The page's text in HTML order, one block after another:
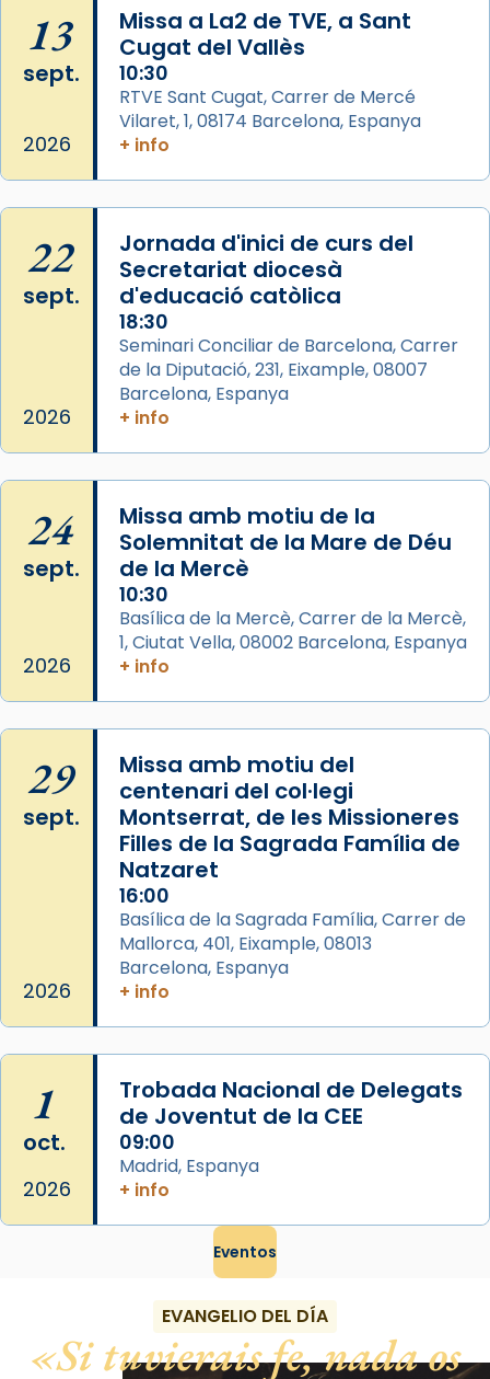
📸 Dr. G. Simón
View on Facebook · Share
Arquebisbat de Barcelona
Memòria de les santes Juliana i
Semproniana, verges i màrtirs.
Acompanyant la història de sant Cugat, a
partir de l’Edat Mitjana sorgeix la tradició
que les santes Juliana (“relatiu a Júlia”) i
Semproniana (“relatiu a Semprònia =
eterna”) són deixebles seves. I l’any 1667, el
frare Joan Gaspar Roig, afirma en una obra
Foto
View on Facebook · Share
13
sept.
2026
Missa a La2 de TVE, a Sant
Cugat del Vallès
10:30
RTVE Sant Cugat, Carrer de Mercé
Vilaret, 1, 08174 Barcelona, Espanya
+ info
22
sept.
2026
Jornada d'inici de curs del
Secretariat diocesà
d'educació catòlica
18:30
Seminari Conciliar de Barcelona, Carrer
de la Diputació, 231, Eixample, 08007
Barcelona, Espanya
+ info
24
sept.
2026
Missa amb motiu de la
Solemnitat de la Mare de Déu
de la Mercè
10:30
Basílica de la Mercè, Carrer de la Mercè,
1, Ciutat Vella, 08002 Barcelona, Espanya
+ info
29
sept.
2026
Missa amb motiu del
centenari del col·legi
Montserrat, de les Missioneres
Filles de la Sagrada Família de
Natzaret
16:00
Basílica de la Sagrada Família, Carrer de
Mallorca, 401, Eixample, 08013
Barcelona, Espanya
+ info
1
oct.
2026
Trobada Nacional de Delegats
de Joventut de la CEE
09:00
Madrid, Espanya
+ info
Eventos
EVANGELIO DEL DÍA
Si tuvierais fe, nada os